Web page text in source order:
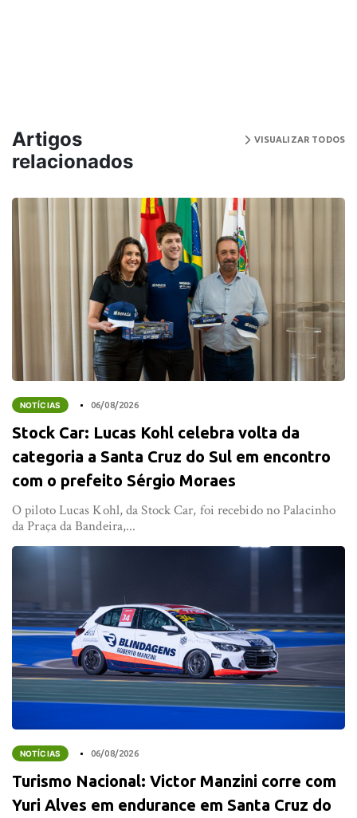
Artigos
relacionados
VISUALIZAR TODOS
NOTÍCIAS 06/08/2026
Stock Car: Lucas Kohl celebra volta da
categoria a Santa Cruz do Sul em encontro
com o prefeito Sérgio Moraes
O piloto Lucas Kohl, da Stock Car, foi recebido no Palacinho
da Praça da Bandeira,...
NOTÍCIAS 06/08/2026
Turismo Nacional: Victor Manzini corre com
Yuri Alves em endurance em Santa Cruz do